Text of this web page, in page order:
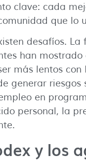
clave: cada
que lo
desafíos.
han
más lentos
generar
en
personal, la
y los